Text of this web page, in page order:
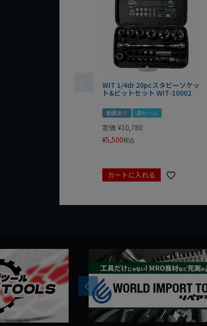
WIT 1/4dr 20pcスタビーソケッ
ト&ビットセット WIT-10002
動画あり 夏セール
定価 ¥10,780
¥5,500税込
カートに入れる
Previous